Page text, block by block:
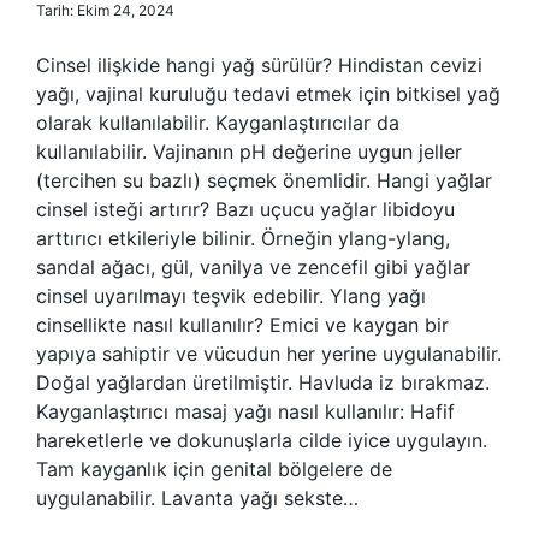
Tarih: Ekim 24, 2024
Cinsel ilişkide hangi yağ sürülür? Hindistan cevizi
yağı, vajinal kuruluğu tedavi etmek için bitkisel yağ
olarak kullanılabilir. Kayganlaştırıcılar da
kullanılabilir. Vajinanın pH değerine uygun jeller
(tercihen su bazlı) seçmek önemlidir. Hangi yağlar
cinsel isteği artırır? Bazı uçucu yağlar libidoyu
arttırıcı etkileriyle bilinir. Örneğin ylang-ylang,
sandal ağacı, gül, vanilya ve zencefil gibi yağlar
cinsel uyarılmayı teşvik edebilir. Ylang yağı
cinsellikte nasıl kullanılır? Emici ve kaygan bir
yapıya sahiptir ve vücudun her yerine uygulanabilir.
Doğal yağlardan üretilmiştir. Havluda iz bırakmaz.
Kayganlaştırıcı masaj yağı nasıl kullanılır: Hafif
hareketlerle ve dokunuşlarla cilde iyice uygulayın.
Tam kayganlık için genital bölgelere de
uygulanabilir. Lavanta yağı sekste…